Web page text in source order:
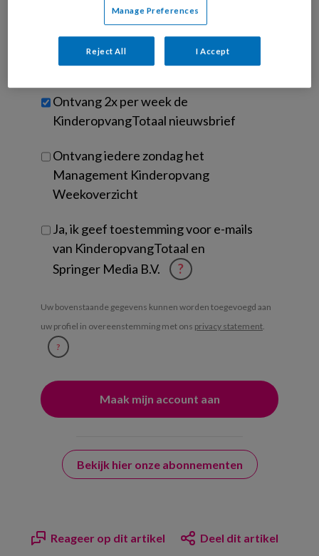
organisatie
werk
je?
Untitled
Ontvang 2x per week de
KinderopvangTotaal nieuwsbrief
Ontvang iedere zondag het
Management Kinderopvang
Weekoverzicht
Ja, ik geef toestemming voor e-mails
van KinderopvangTotaal en
Springer Media B.V.
?
Uw bovenstaande gegevens kunnen worden toegevoegd aan
uw profiel in overeenstemming met ons privacy statement.
?
Bekijk hier onze abonnementen
Reageer op dit artikel Deel dit artikel
Manage Preferences
Reject All I Accept